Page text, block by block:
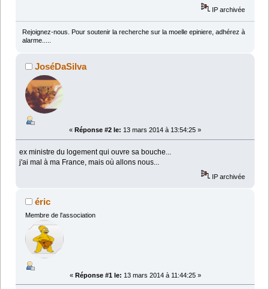
IP archivée
Rejoignez-nous. Pour soutenir la recherche sur la moelle epiniere, adhérez à
alarme.....
JoséDaSilva
« Réponse #2 le: 13 mars 2014 à 13:54:25 »
ex ministre du logement qui ouvre sa bouche...
j'ai mal à ma France, mais où allons nous...
IP archivée
éric
Membre de l'association
« Réponse #1 le: 13 mars 2014 à 11:44:25 »